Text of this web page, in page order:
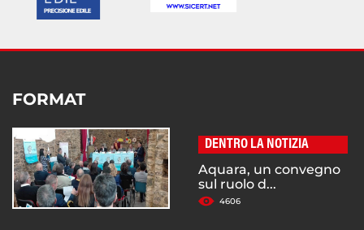
FORMAT
DENTRO LA NOTIZIA
Aquara, un convegno
sul ruolo d...
4606